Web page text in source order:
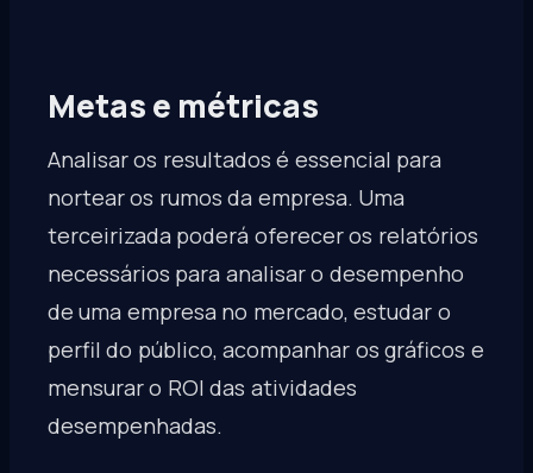
Metas e métricas
Analisar os resultados é essencial para
nortear os rumos da empresa. Uma
terceirizada poderá oferecer os relatórios
necessários para analisar o desempenho
de uma empresa no mercado, estudar o
perfil do público, acompanhar os gráficos e
mensurar o ROI das atividades
desempenhadas.